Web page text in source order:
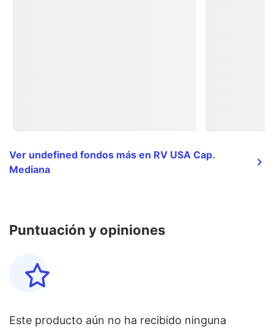
Ver undefined fondos más en RV USA Cap.
Mediana
Puntuación y opiniones
Este producto aún no ha recibido ninguna